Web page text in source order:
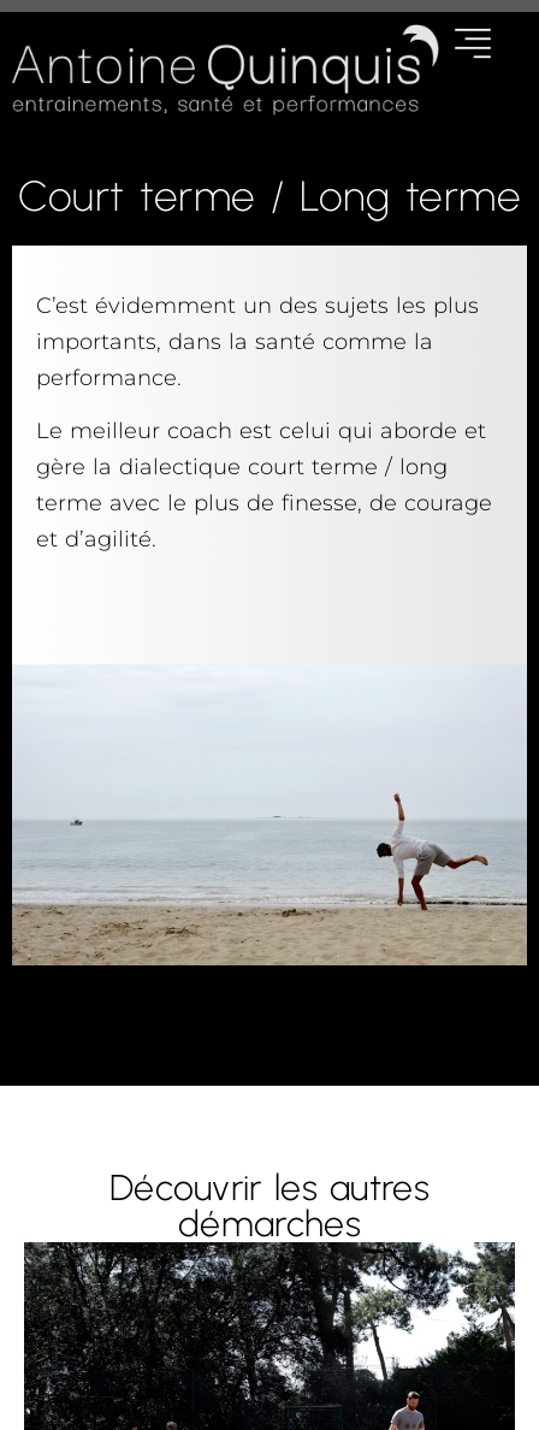
Court terme / Long terme
C’est évidemment un des sujets les plus
importants, dans la santé comme la
performance.
Le meilleur coach est celui qui aborde et
gère la dialectique court terme / long
terme avec le plus de finesse, de courage
et d’agilité.
Découvrir les autres
démarches